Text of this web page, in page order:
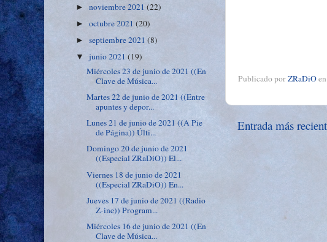
Publicado porZRaDiOen
Entrada más
►noviembre 2021(22)
►octubre 2021(20)
►septiembre 2021(8)
▼junio 2021(19)
Miércoles 23 de junio de 2021 ((En
Clave de Música...
Martes 22 de junio de 2021 ((Entre
apuntes y depor...
Lunes 21 de junio de 2021 ((A Pie
de Página)) Últi...
Domingo 20 de junio de 2021
((Especial ZRaDiO)) El...
Viernes 18 de junio de 2021
((Especial ZRaDiO)) En...
Jueves 17 de junio de 2021 ((Radio
Z-ine)) Program...
Miércoles 16 de junio de 2021 ((En
Clave de Música...